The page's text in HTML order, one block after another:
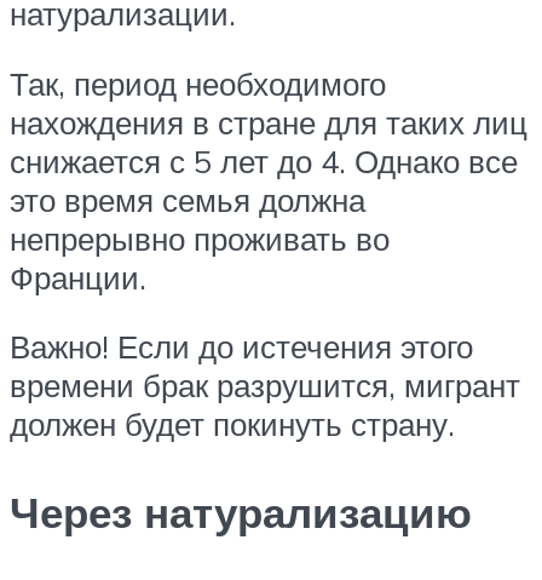
натурализации.
Так, период необходимого
нахождения в стране для таких лиц
снижается с 5 лет до 4. Однако все
это время семья должна
непрерывно проживать во
Франции.
Важно! Если до истечения этого
времени брак разрушится, мигрант
должен будет покинуть страну.
Через натурализацию